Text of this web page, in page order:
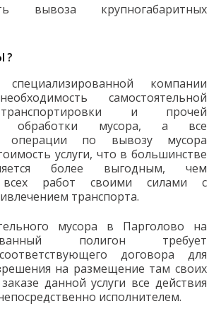
вывоза крупногабаритных
специализированной компании
самостоятельной
и прочей
обработки мусора, а все
операции по вывозу мусора
услуги, что в большинстве
более выгодным, чем
всех работ своими силами с
транспорта.
мусора в Парголово на
полигон требует
договора для
на размещение там своих
данной услуги все действия
исполнителем.